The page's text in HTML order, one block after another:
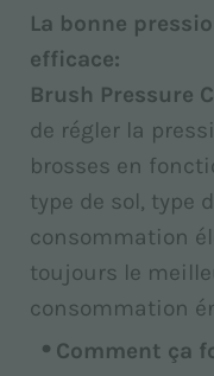
La bonne
efficace:
Brush Pressure
de régler la
brosses en
type de sol, type
consommation
toujours le
consommation
Comment ça